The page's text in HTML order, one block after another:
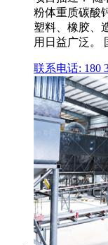
粉体重质碳酸
塑料、橡胶、
用日益广泛。
联系电话: 180